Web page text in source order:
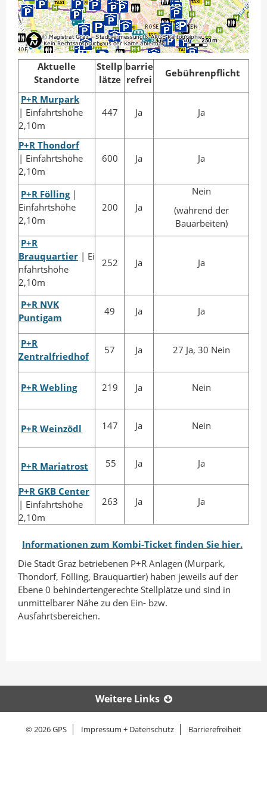
n
A
u
t
I
n
t
e
i
l
e
n
Aktuelle
Standorte
Stellp
lätze
barrie
refrei
Gebührenpflicht
P+R Murpark
| Einfahrtshöhe
2,10m
447 Ja Ja
P+R Thondorf
| Einfahrtshöhe
2,10m
600 Ja Ja
P+R Fölling |
Einfahrtshöhe
2,10m
200 Ja
Nein
(während der
Bauarbeiten)
P+R
Brauquartier | Ei
nfahrtshöhe
2,10m
252 Ja Ja
P+R NVK
Puntigam
49 Ja Ja
P+R
Zentralfriedhof
57 Ja 27 Ja, 30 Nein
P+R Webling 219 Ja Nein
P+R Weinzödl 147 Ja Nein
P+R Mariatrost 55 Ja Ja
P+R GKB Center
| Einfahrtshöhe
2,10m
263 Ja Ja
Informationen zum Kombi-Ticket finden Sie hier.
Die Stadt Graz betriebenen P+R Anlagen (Murpark,
Thondorf, Fölling, Brauquartier) haben jeweils auf der
Ebene 0 behindertengerechte Stellplätze und sind in
unmittelbarer Nähe zu den Ein- bzw.
Ausfahrtsbereichen.
Weitere Links
© 2026 GPS Impressum + Datenschutz Barrierefreiheit